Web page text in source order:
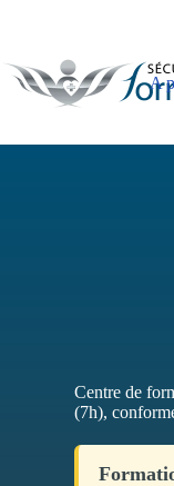
A
Centre de
(7h),